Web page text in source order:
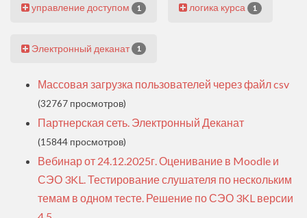
управление доступом 1 логика курса 1
Электронный деканат 1
Массовая загрузка пользователей через файл csv
(32767 просмотров)
Партнерская сеть. Электронный Деканат
(15844 просмотров)
Вебинар от 24.12.2025г. Оценивание в Moodle и
СЭО 3KL. Тестирование слушателя по нескольким
темам в одном тесте. Решение по СЭО 3KL версии